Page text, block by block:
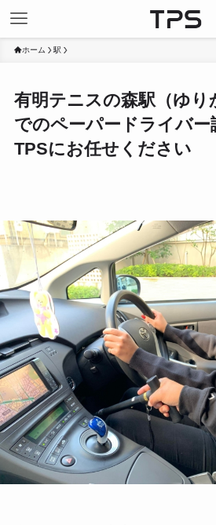
ホーム 駅
有明テニスの森駅（ゆり
でのペーパードライバー
TPSにお任せください